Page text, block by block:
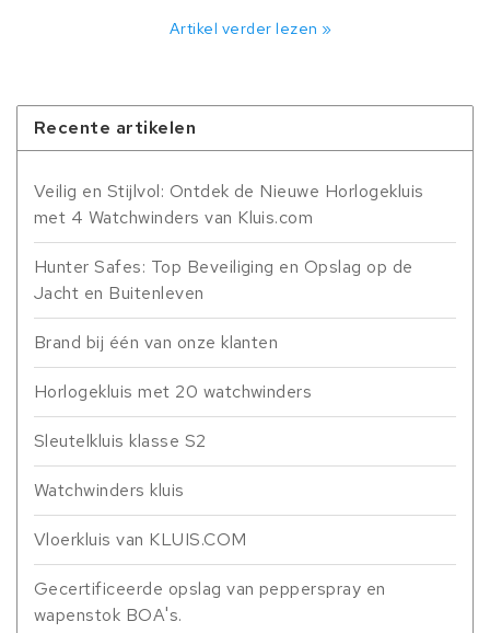
Artikel verder lezen »
Recente artikelen
Veilig en Stijlvol: Ontdek de Nieuwe Horlogekluis
met 4 Watchwinders van Kluis.com
Hunter Safes: Top Beveiliging en Opslag op de
Jacht en Buitenleven
Brand bij één van onze klanten
Horlogekluis met 20 watchwinders
Sleutelkluis klasse S2
Watchwinders kluis
Vloerkluis van KLUIS.COM
Gecertificeerde opslag van pepperspray en
wapenstok BOA's.